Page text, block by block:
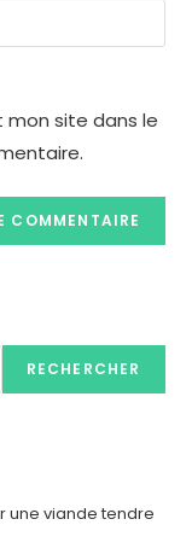
mon site dans le
RECHERCHER
une viande tendre